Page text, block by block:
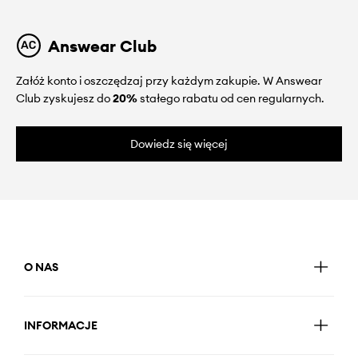
Answear Club
Załóż konto i oszczędzaj przy każdym zakupie. W Answear
Club zyskujesz do20%stałego rabatu od cen regularnych.
Dowiedz się więcej
O NAS
INFORMACJE